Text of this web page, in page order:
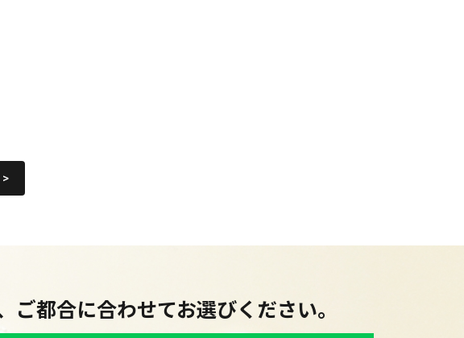
>
都合に合わせてお選びください。